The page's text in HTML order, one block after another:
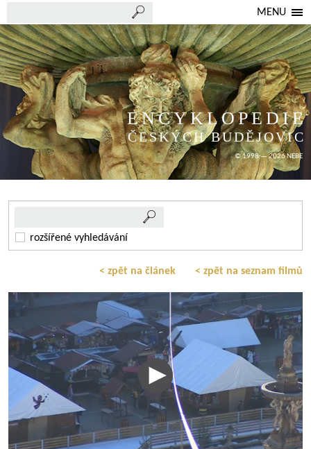
MENU
ENCYKLOPEDIE
ČESKÝCH BUDĚJOVIC
© 1998 — 2026 NEBE
rozšířené vyhledávání
< zpět na článek < zpět na seznam filmů